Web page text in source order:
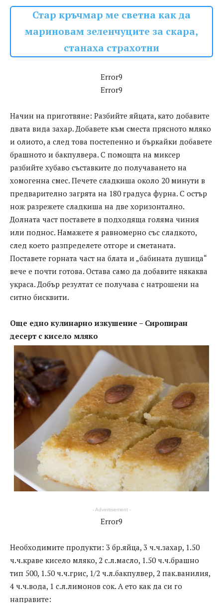
Стар кръчмар ме светна как да
мариновам зеленчуците за скара,
станаха страхотни
Error9
Error9
Начин на приготвяне: Разбийте яйцата, като добавите
двата вида захар. Добавете към сместа прясното мляко
и олиото, а след това постепенно и бъркайки добавете
брашното и бакпулвера. С помощта на миксер
разбийте хубаво съставките до получаването на
хомогенна смес. Печете сладкиша около 20 минути в
предварително загрята на 180 градуса фурна. С остър
нож разрежете сладкиша на две хоризонтално.
Долната част поставете в подходяща голяма чиния
или поднос. Намажете я равномерно със сладкото,
след което разпределете отгоре и сметаната.
Поставете горната част на блата и „бабината душица“
вече е почти готова. Остава само да добавите някаква
украса. Добър резултат се получава с натрошени на
ситно бисквити.
Още едно кулинарно изкушение – Сиропиран
десерт с кисело мляко
- Advertisement -
Error9
Необходимите продукти: 3 бр.яйца, 3 ч.ч.захар, 1.50
ч.ч.краве кисело мляко, 2 с.л.масло, 1.50 ч.ч.брашно
тип 500, 1.50 ч.ч.грис, 1/2 ч.л.бакпулвер, 2 пак.ванилия,
4 ч.ч.вода, 1 с.л.лимонов сок. А ето как да си го
направите: